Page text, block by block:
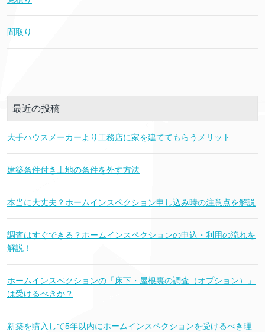
間取り
最近の投稿
大手ハウスメーカーより工務店に家を建ててもらうメリット
建築条件付き土地の条件を外す方法
本当に大丈夫？ホームインスペクション申し込み時の注意点を解説
調査はすぐできる？ホームインスペクションの申込・利用の流れを
解説！
ホームインスペクションの「床下・屋根裏の調査（オプション）」
は受けるべきか？
新築を購入して5年以内にホームインスペクションを受けるべき理